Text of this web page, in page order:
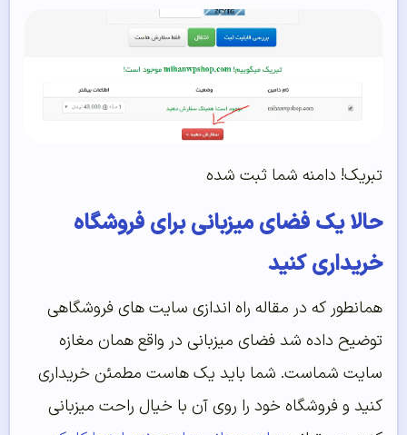
تبریک! دامنه شما ثبت شده
حالا یک فضای میزبانی برای فروشگاه
خریداری کنید
همانطور که در مقاله راه اندازی سایت های فروشگاهی
توضیح داده شد فضای میزبانی در واقع همان مغازه
سایت شماست. شما باید یک هاست مطمئن خریداری
کنید و فروشگاه خود را روی آن با خیال راحت میزبانی